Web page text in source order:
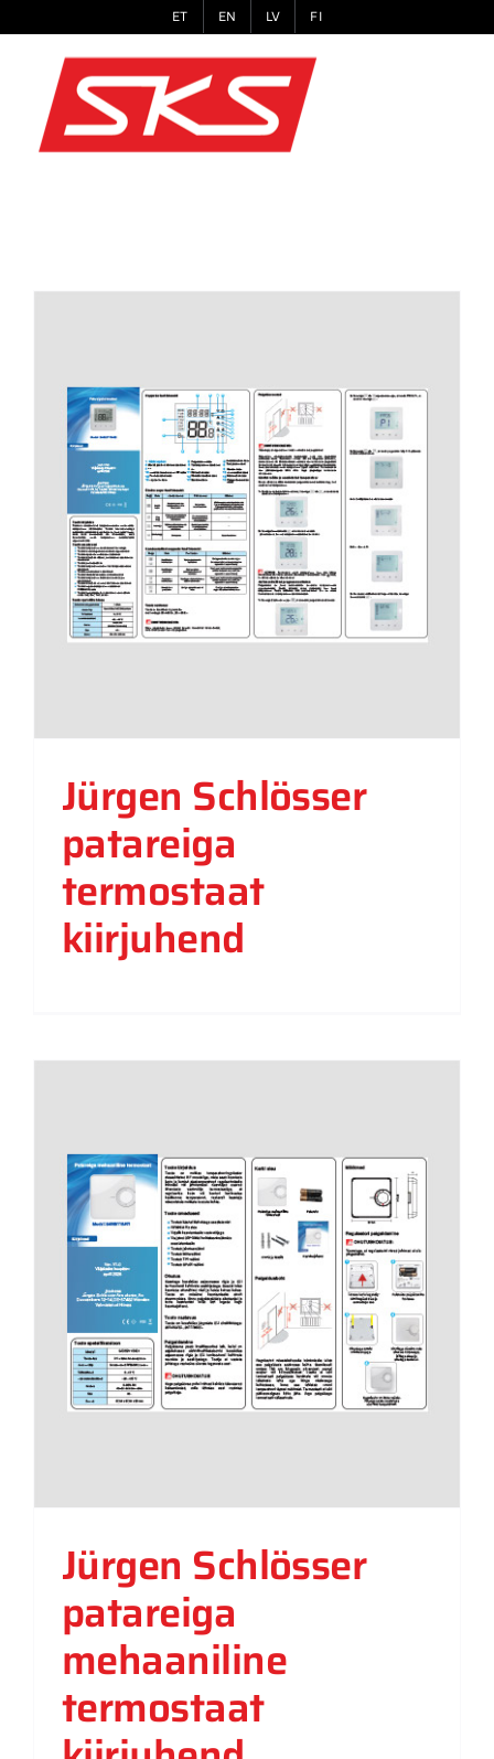
to
content
ET EN LV FI
Jürgen Schlösser
patareiga
termostaat
kiirjuhend
Jürgen Schlösser
patareiga
mehaaniline
termostaat